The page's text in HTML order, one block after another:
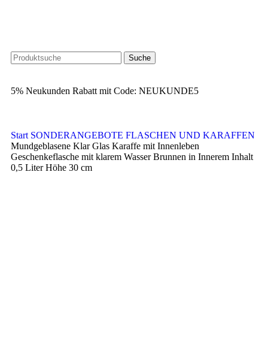
Suche
5% Neukunden Rabatt mit Code: NEUKUNDE5
Start SONDERANGEBOTE FLASCHEN UND KARAFFEN
Mundgeblasene Klar Glas Karaffe mit Innenleben
Geschenkeflasche mit klarem Wasser Brunnen in Innerem Inhalt
0,5 Liter Höhe 30 cm